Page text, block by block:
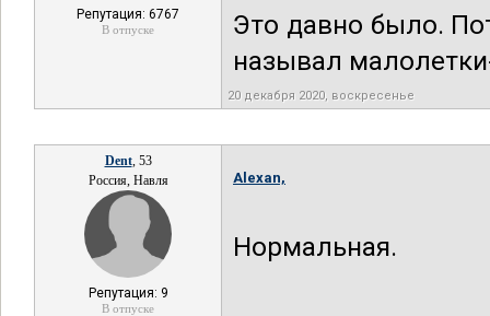
Репутация: 6767
В отпуске
Это давно было.
называл
20 декабря 2020, воскресенье
Dent, 53
Россия, Навля
Репутация: 9
В отпуске
Alexan,
Нормальная.